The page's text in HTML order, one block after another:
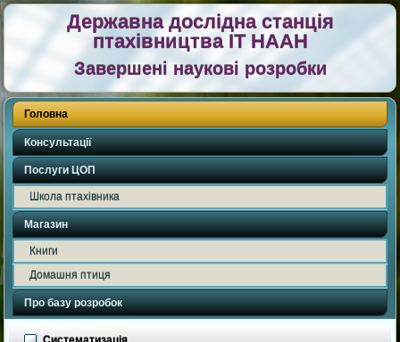
Державна дослідна станція
птахівництва ІТ НААН
Завершені наукові розробки
Головна
Консультації
Послуги ЦОП
Школа птахівника
Магазин
Книги
Домашня птиця
Про базу розробок